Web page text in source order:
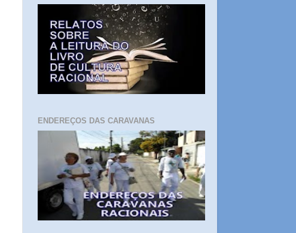
ENDEREÇOS DAS CARAVANAS